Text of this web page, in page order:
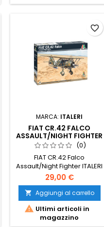
MARCA: ITALERI
FIAT CR.42 FALCO
ASSAULT/NIGHT FIGHTER
(0)
FIAT CR.42 Falco
Assault/Night Fighter ITALERI
1/48
29,00 €
 Aggiungi al carrello
 Ultimi articoli in
magazzino
favorite_border